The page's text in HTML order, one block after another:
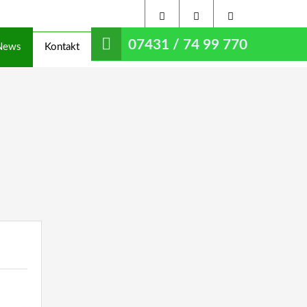
07431 / 74 99 770
Kontakt